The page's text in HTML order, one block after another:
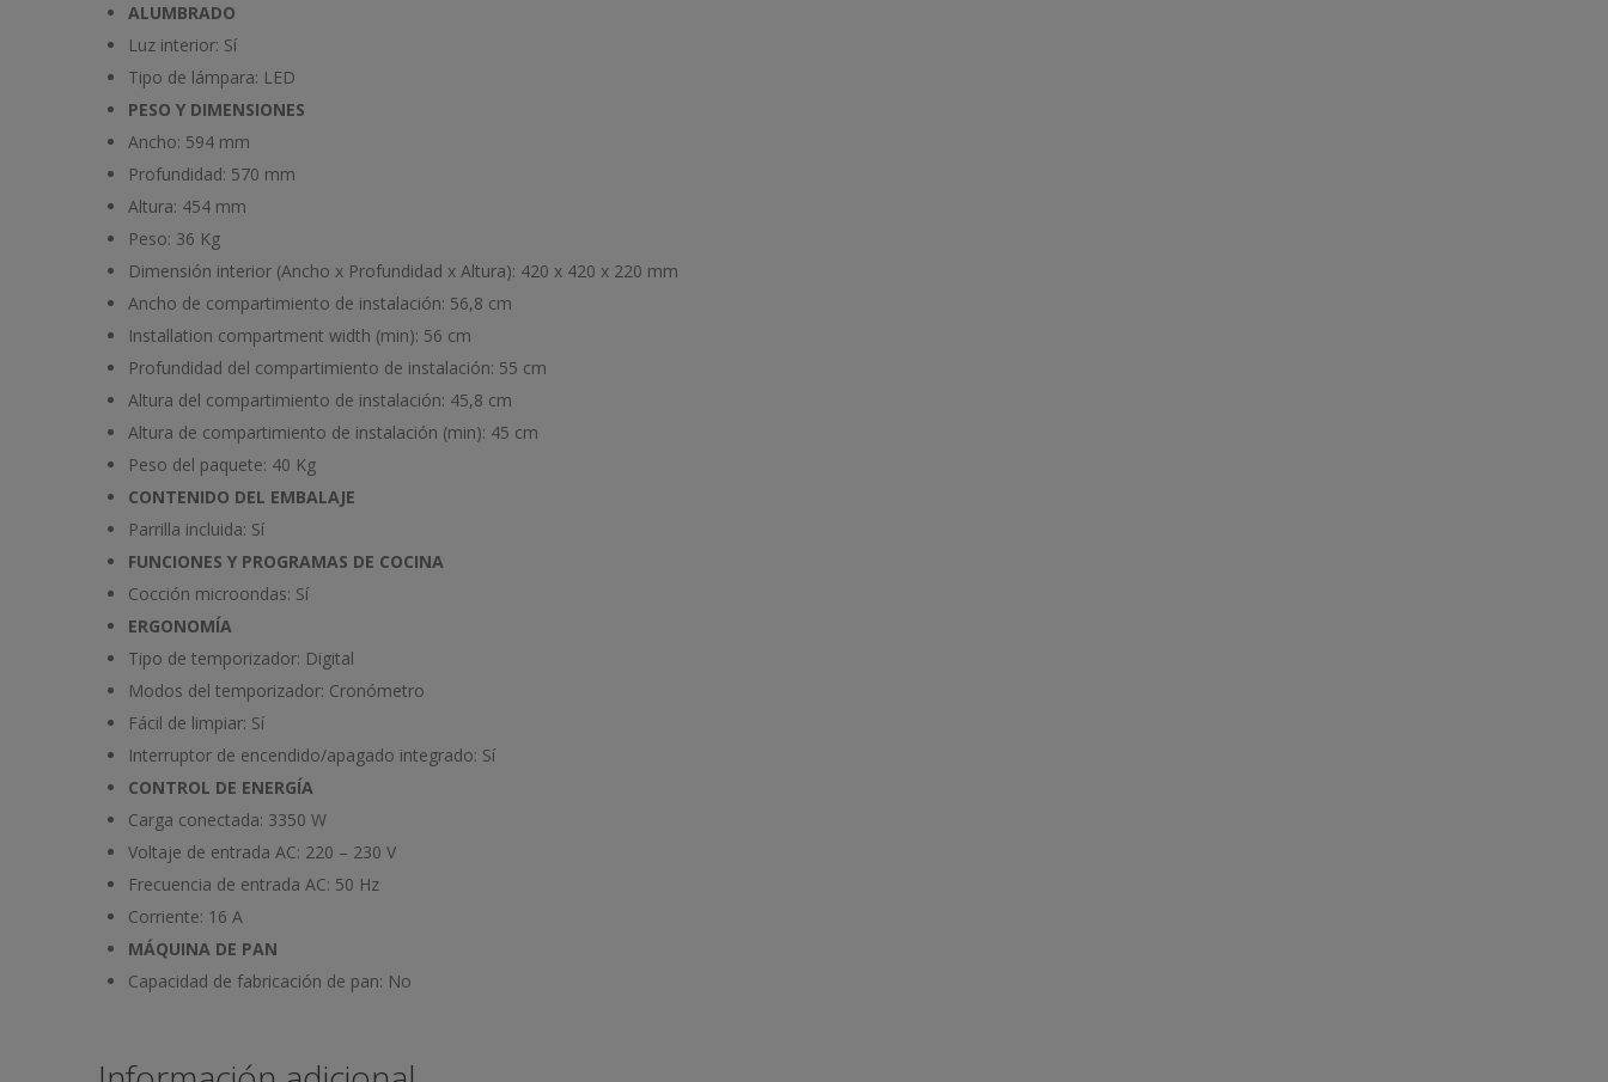
ALUMBRADO
Luz interior: Sí
Tipo de lámpara: LED
PESO Y DIMENSIONES
Ancho: 594 mm
Profundidad: 570 mm
Altura: 454 mm
Peso: 36 Kg
Dimensión interior (Ancho x Profundidad x Altura): 420 x 420 x 220 mm
Ancho de compartimiento de instalación: 56,8 cm
Installation compartment width (min): 56 cm
Profundidad del compartimiento de instalación: 55 cm
Altura del compartimiento de instalación: 45,8 cm
Altura de compartimiento de instalación (min): 45 cm
Peso del paquete: 40 Kg
CONTENIDO DEL EMBALAJE
Parrilla incluida: Sí
FUNCIONES Y PROGRAMAS DE COCINA
Cocción microondas: Sí
ERGONOMÍA
Tipo de temporizador: Digital
Modos del temporizador: Cronómetro
Fácil de limpiar: Sí
Interruptor de encendido/apagado integrado: Sí
CONTROL DE ENERGÍA
Carga conectada: 3350 W
Voltaje de entrada AC: 220 – 230 V
Frecuencia de entrada AC: 50 Hz
Corriente: 16 A
MÁQUINA DE PAN
Capacidad de fabricación de pan: No